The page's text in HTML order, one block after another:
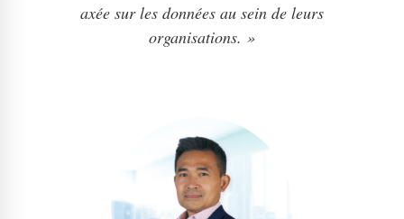
axée sur les données au sein de leurs
organisations. »